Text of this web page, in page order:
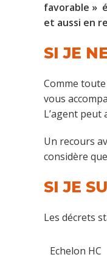
favorable »
et aussi en
SI JE
Comme
vous
L’agent
Un recours
considère
SI JE
Les décrets
Echelon HC